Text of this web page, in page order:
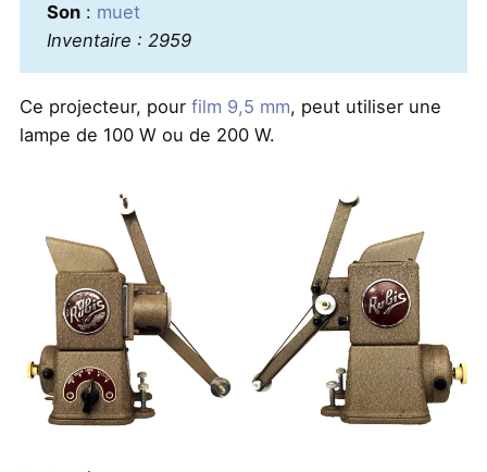
Son: muet
Inventaire : 2959
Ce projecteur, pour film 9,5 mm, peut utiliser une
lampe de 100 W ou de 200 W.